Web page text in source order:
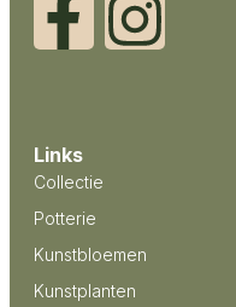
Links
Collectie
Potterie
Kunstbloemen
Kunstplanten